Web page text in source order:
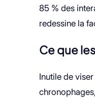
85 % des
redessine la
Ce que
Inutile de